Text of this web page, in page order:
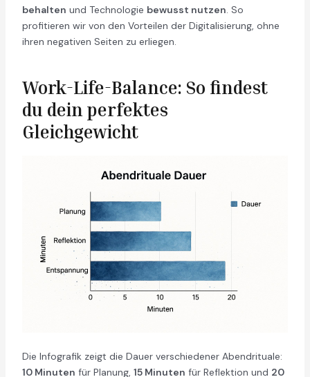
behalten und Technologie bewusst nutzen. So
profitieren wir von den Vorteilen der Digitalisierung, ohne
ihren negativen Seiten zu erliegen.
Work-Life-Balance: So findest
du dein perfektes
Gleichgewicht
Die Infografik zeigt die Dauer verschiedener Abendrituale:
10 Minuten für Planung, 15 Minuten für Reflektion und 20